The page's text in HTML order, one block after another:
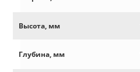
Высота, мм
Глубина, мм